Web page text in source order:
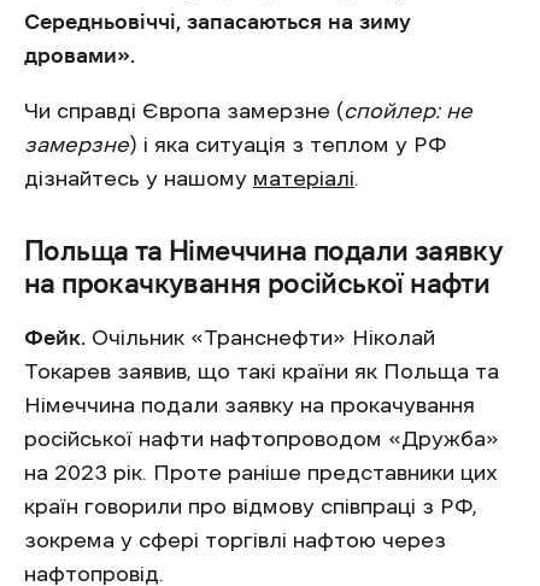
Середньовіччі, запасаються на зиму
дровами».
Чи справді Європа замерзне (спойлер: не
замерзне) і яка ситуація з теплом у РФ
дізнайтесь у нашому матеріалі.
Польща та Німеччина подали заявку
на прокачкування російської нафти
Фейк. Очільник «Транснефти» Ніколай
Токарев заявив, що такі країни як Польща та
Німеччина подали заявку на прокачування
російської нафти нафтопроводом «Дружба»
на 2023 рік. Проте раніше представники цих
країн говорили про відмову співпраці з РФ,
зокрема у сфері торгівлі нафтою через
нафтопровід.